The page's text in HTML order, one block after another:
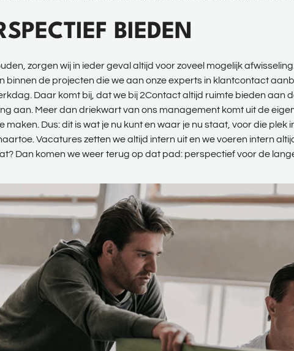
BIEDEN
zorgen wij in ieder geval altijd voor zoveel mogelijk
binnen de projecten die we aan onze experts in klantcontact
Daar komt bij, dat we bij 2Contact altijd ruimte bieden aan
aan. Meer dan driekwart van ons management komt uit de
maken. Dus: dit is wat je nu kunt en waar je nu staat, voor die
Vacatures zetten we altijd intern uit en we voeren intern
Dan komen we weer terug op dat pad: perspectief voor de